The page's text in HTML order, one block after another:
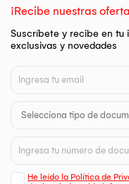
¡Recibe nuestras
Suscríbete y recibe en tu
exclusivas y novedades
He leído la Política de